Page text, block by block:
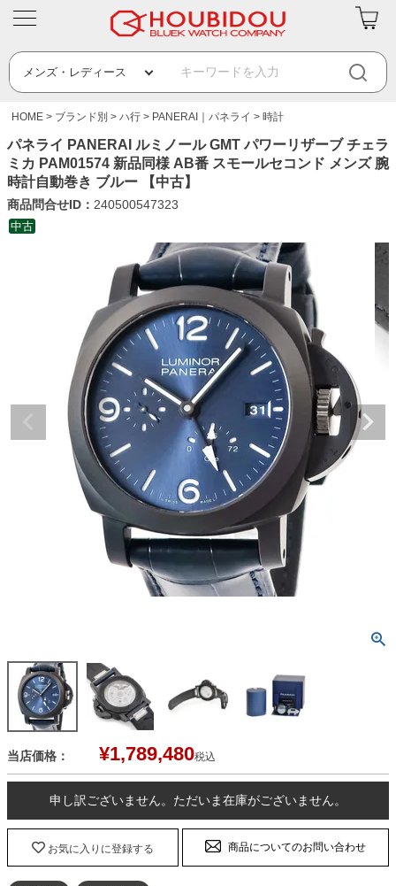
HOME ブランド別 ハ行 PANERAI｜パネライ 時計
パネライ PANERAI ルミノール GMT パワーリザーブ チェラ
ミカ PAM01574 新品同様 AB番 スモールセコンド メンズ 腕
時計自動巻き ブルー 【中古】
商品問合せID： 240500547323
中古
当店価格： ¥1,789,480税込
申し訳ございません。ただいま在庫がございません。
お気に入りに登録する 商品についてのお問い合わせ